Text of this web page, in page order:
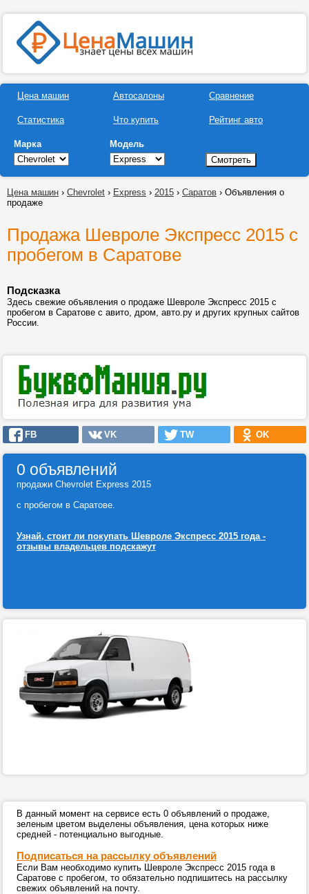
Цена машин
Статистика
Автосалоны
Что купить
Сравнение
Рейтинг авто
Марка Модель
Цена машин › Chevrolet › Express › 2015 › Саратов › Объявления о
продаже
Продажа Шевроле Экспресс 2015 с
пробегом в Саратове
Подсказка
Здесь свежие объявления о продаже Шевроле Экспресс 2015 с
пробегом в Саратове с авито, дром, авто.ру и других крупных сайтов
России.
FB VK TW OK
0 объявлений
продажи Chevrolet Express 2015
с пробегом в Саратове.
Узнай, стоит ли покупать Шевроле Экспресс 2015 года -
отзывы владельцев подскажут
В данный момент на сервисе есть 0 объявлений о продаже,
зеленым цветом выделены объявления, цена которых ниже
средней - потенциально выгодные.
Подписаться на рассылку объявлений
Если Вам необходимо купить Шевроле Экспресс 2015 года в
Саратове с пробегом, то обязательно подпишитесь на рассылку
свежих объявлений на почту.